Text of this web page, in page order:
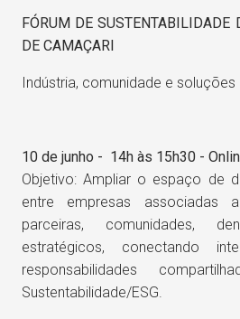
FÓRUM DE SUSTENTABILIDADE
DE CAMAÇARI
Indústria, comunidade e soluções
10 de junho - 14h às 15h30 -
Objetivo: Ampliar o espaço de
entre empresas associadas
parceiras, comunidades,
estratégicos, conectando
responsabilidades
Sustentabilidade/ESG.